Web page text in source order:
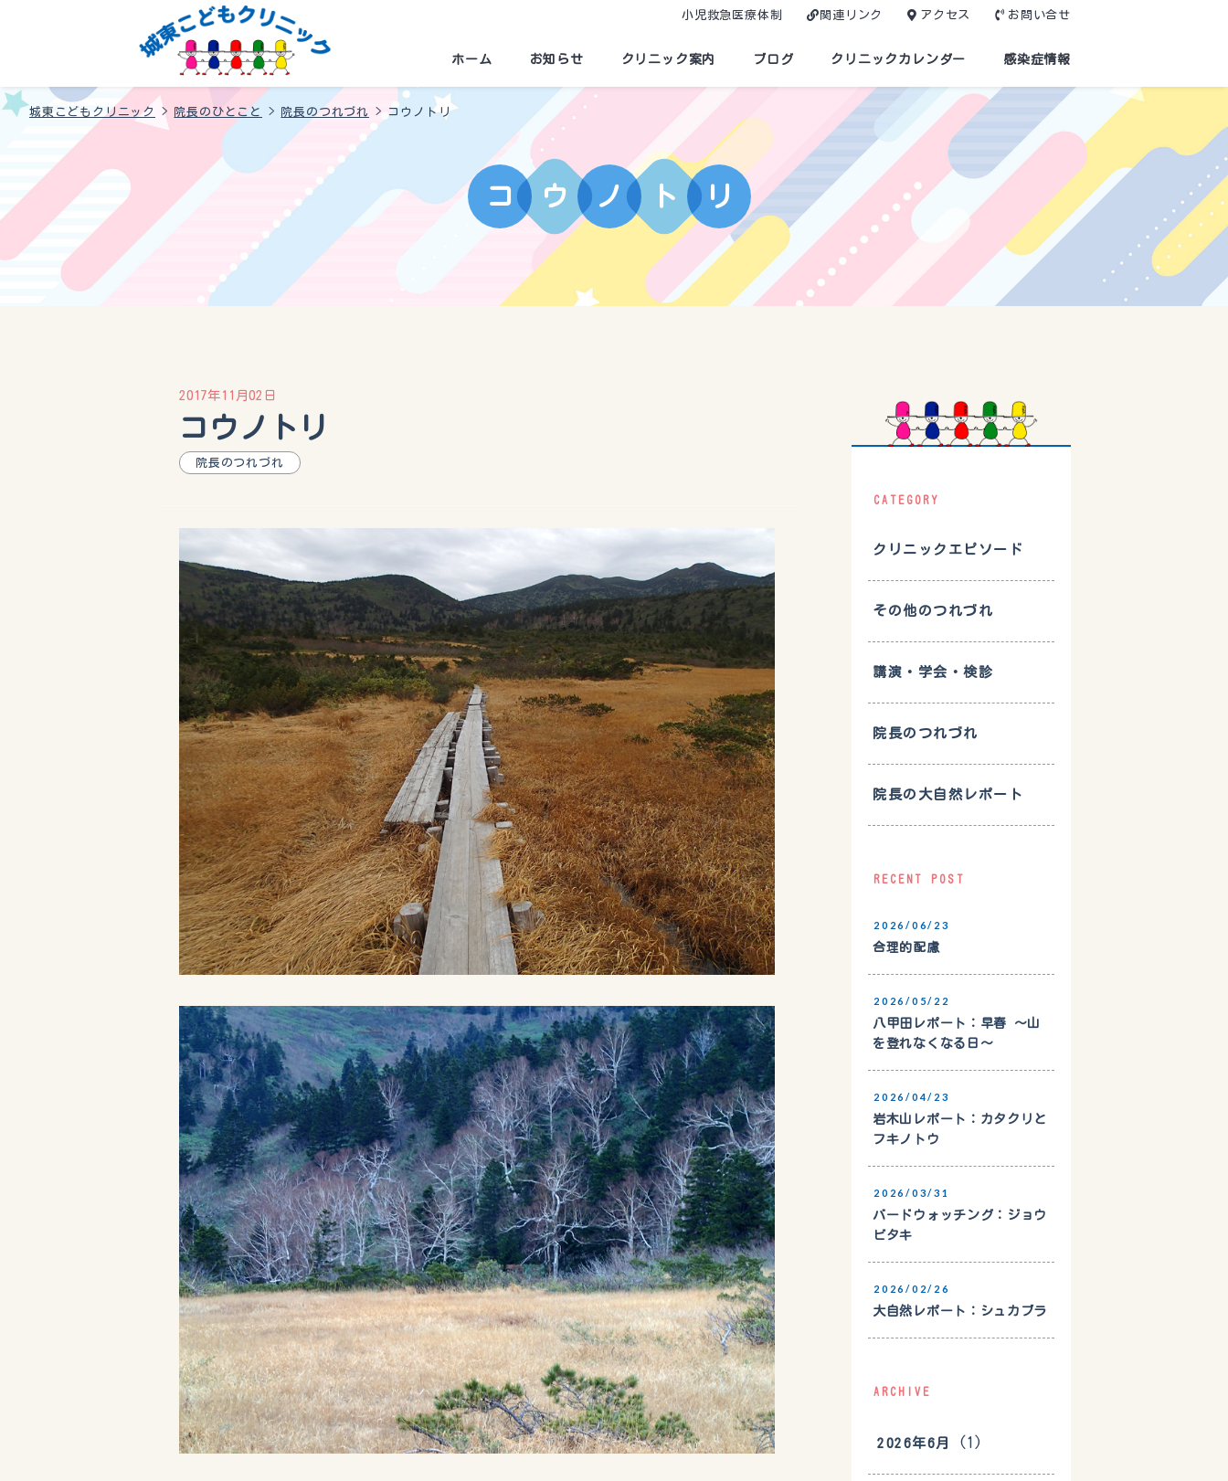
小児救急医療体制 関連リンク アクセス お問い合せ
ホーム お知らせ クリニック案内 ブログ クリニックカレンダー 感染症情報
城東こどもクリニック > 院長のひとこと > 院長のつれづれ > コウノトリ
コ ウ ノ ト リ
2017年11月02日
コウノトリ
院長のつれづれ
CATEGORY
クリニックエピソード
その他のつれづれ
講演・学会・検診
院長のつれづれ
院長の大自然レポート
RECENT POST
2026/06/23
合理的配慮
2026/05/22
八甲田レポート：早春 〜山
を登れなくなる日〜
2026/04/23
岩木山レポート：カタクリと
フキノトウ
2026/03/31
バードウォッチング：ジョウ
ビタキ
2026/02/26
大自然レポート：シュカブラ
ARCHIVE
2026年6月 (1)